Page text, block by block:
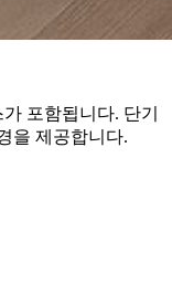
포함됩니다. 단기
을 제공합니다.